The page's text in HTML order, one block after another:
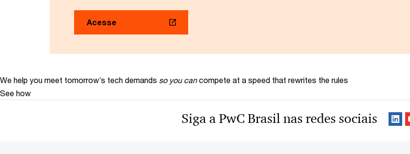
Acesse
We help you meet tomorrow’s tech demands so you can compete at a speed that rewrites the rules
See how
Siga a PwC Brasil nas redes sociais